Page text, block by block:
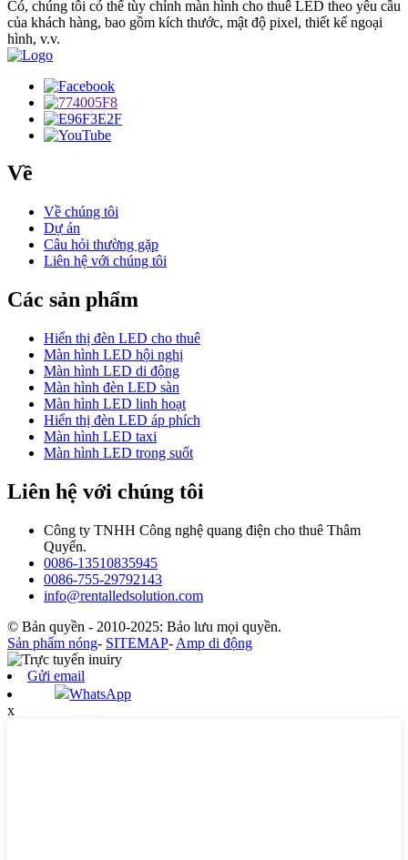
Có, chúng tôi có thể tùy chỉnh màn hình cho thuê LED theo yêu cầu
của khách hàng, bao gồm kích thước, mật độ pixel, thiết kế ngoại
hình, v.v.
Về
Về chúng tôi
Dự án
Câu hỏi thường gặp
Liên hệ với chúng tôi
Các sản phẩm
Hiển thị đèn LED cho thuê
Màn hình LED hội nghị
Màn hình LED di động
Màn hình đèn LED sàn
Màn hình LED linh hoạt
Hiển thị đèn LED áp phích
Màn hình LED taxi
Màn hình LED trong suốt
Liên hệ với chúng tôi
Công ty TNHH Công nghệ quang điện cho thuê Thâm
Quyến.
0086-13510835945
0086-755-29792143
info@rentalledsolution.com
© Bản quyền - 2010-2025: Bảo lưu mọi quyền.
Sản phẩm nóng- SITEMAP- Amp di động
Gửi email
WhatsApp
x